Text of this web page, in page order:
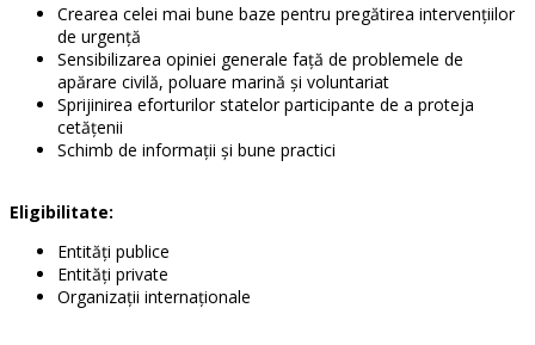
Crearea celei mai bune baze pentru pregătirea intervenţiilor
de urgenţă
Sensibilizarea opiniei generale faţă de problemele de
apărare civilă, poluare marină şi voluntariat
Sprijinirea eforturilor statelor participante de a proteja
cetăţenii
Schimb de informaţii şi bune practici
Eligibilitate:
Entităţi publice
Entităţi private
Organizaţii internaţionale